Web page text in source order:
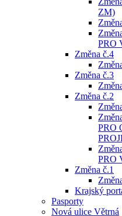
ZM)
PRO
Změna č.4
Změna č.3
Změna č.2
PRO
PRO
Změna č.1
Krajský
Pasporty
Nová ulice Větrná